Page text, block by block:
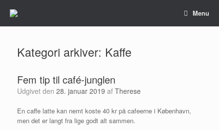
Menu
Kategori arkiver: Kaffe
Fem tip til café-junglen
Udgivet den 28. januar 2019 af Therese
En caffe latte kan nemt koste 40 kr på cafeerne i København,
men det er langt fra lige godt alt sammen.